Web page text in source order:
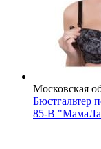
Московская
Бюстгальтер
85-В